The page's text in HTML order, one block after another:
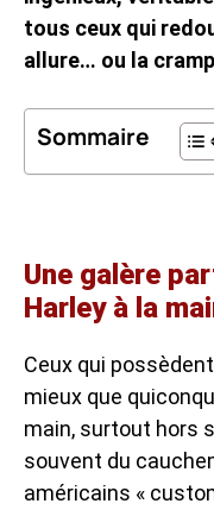
tous ceux qui
allure… ou la
Sommaire
Une galère
Harley à la
Ceux qui
mieux que
main, surtout hors
souvent du
américains «